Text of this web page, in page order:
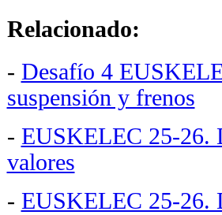
Relacionado:
- Desafío 4
suspensión y frenos
- EUSKELEC 25-26.
valores
- EUSKELEC 25-26.